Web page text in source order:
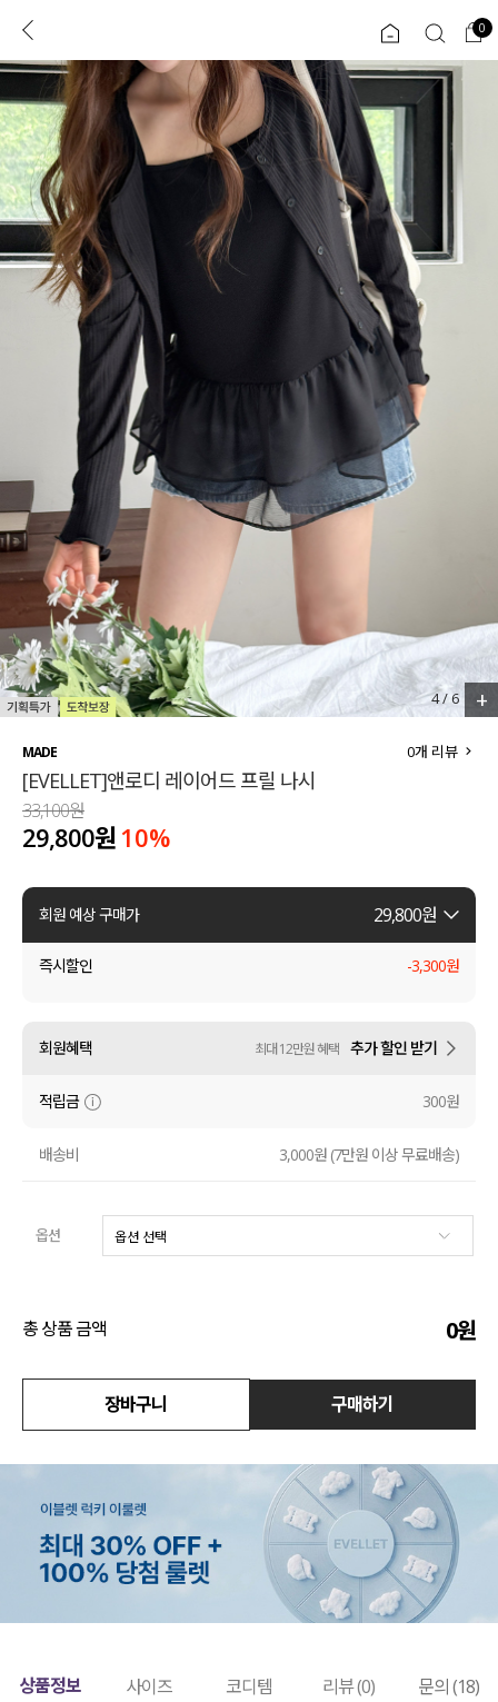
로그인 0
ENG
TW
JP
콘텐츠 플러스핏 회원혜택
CATEGORY COMMUNITY
도착보장⚡
인플루언서 pick!
MADE
세트할인 ~30%
하객룩
살안타템
110사이즈
티셔츠
팬츠
셔츠
원피스
수영복
아우터
코디템
익스클루시브
아우터
니트
블라우스
원피스
팬츠
스커트
언더웨어
0
4/6 +
MADE
[EVELLET]앤로디 레이어드 프릴 나시
0개 리뷰
33,100원
29,800원 10%
회원 예상 구매가 29,800원
즉시할인 -3,300원
회원혜택 최대 12만원 혜택 추가 할인 받기
적립금 300원
배송비 3,000원 (7만원 이상 무료배송)
옵션
총 상품 금액 0원
장바구니 구매하기
상품정보 사이즈 코디템 리뷰 (0) 문의 (18)